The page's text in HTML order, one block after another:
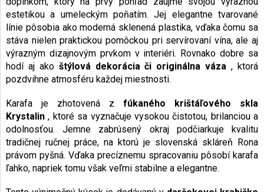
estetikou a umeleckým poňatím. Jej elegantne tvarované
línie pôsobia ako moderná sklenená plastika, vďaka čomu sa
stáva nielen praktickou pomôckou pri servírovaní vína, ale aj
výrazným dizajnovým prvkom v interiéri. Rovnako dobre sa
hodí aj ako štýlová dekorácia či originálna váza , ktorá
pozdvihne atmosféru každej miestnosti.
Karafa je zhotovená z fúkaného krištáľového skla
Krystalin , ktoré sa vyznačuje vysokou čistotou, brilanciou a
odolnosťou. Jemne zabrúsený okraj podčiarkuje kvalitu
tradičnej ručnej práce, na ktorú je slovenská skláreň Rona
právom pyšná. Vďaka precíznemu spracovaniu pôsobí karafa
ľahko, napriek tomu však veľmi stabilne a elegantne.